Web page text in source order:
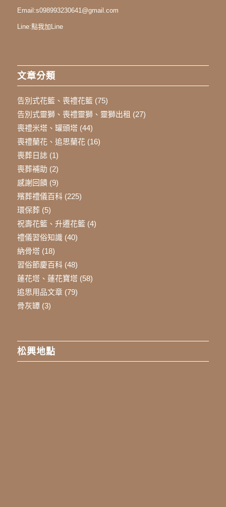
Email:s098993230641@gmail.com
Line:點我加Line
文章分類
告別式花籃、喪禮花籃(75)
告別式靈獅、喪禮靈獅、靈獅出租 (27)
喪禮米塔、罐頭塔(44)
喪禮蘭花、追思蘭花(16)
喪葬日誌(1)
喪葬補助 (2)
感謝回饋(9)
殯葬禮儀百科(225)
環保葬(5)
祝壽花籃、升遷花籃(4)
禮儀習俗知識(40)
納骨塔(18)
習俗節慶百科(48)
蓮花塔、蓮花寶塔(58)
追思用品文章(79)
骨灰罈(3)
松興地點